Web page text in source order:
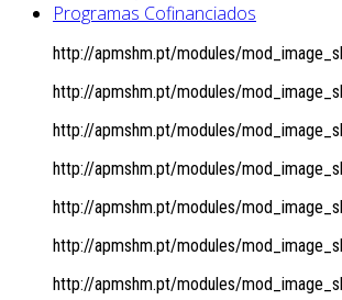
Programas Cofinanciados
http://apmshm.pt/modules/
http://apmshm.pt/modules/
http://apmshm.pt/modules/
http://apmshm.pt/modules/
http://apmshm.pt/modules/
http://apmshm.pt/modules/
http://apmshm.pt/modules/